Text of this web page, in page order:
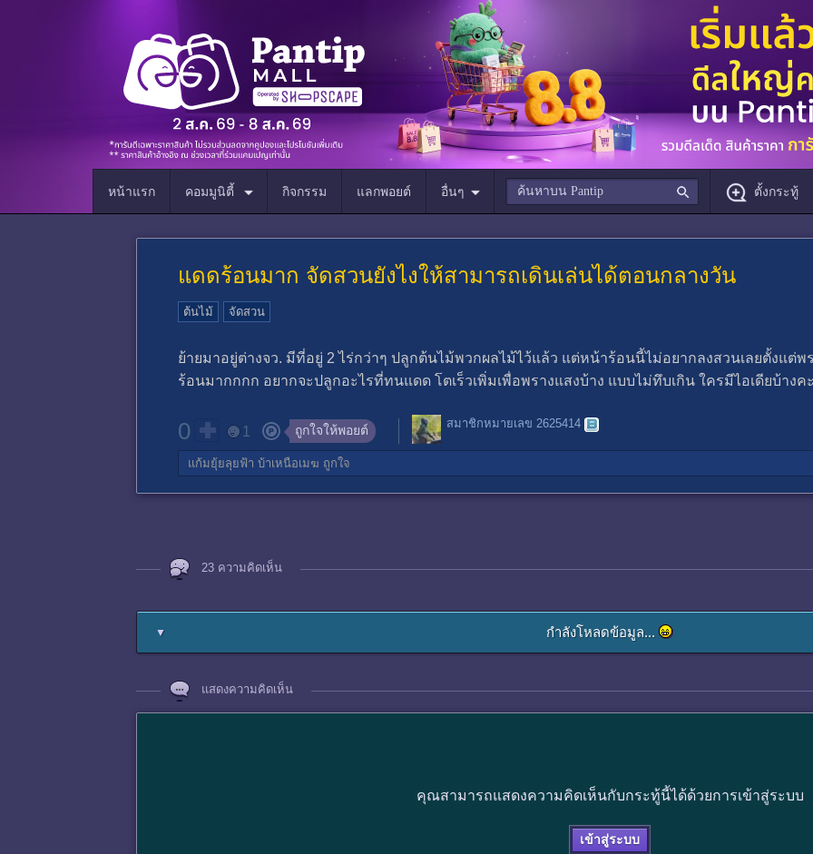
หน้าแรก คอมมูนิตี้ กิจกรรม แลกพอยต์ อื่นๆ ตั้งกระทู้
แดดร้อนมาก จัดสวนยังไงให้สามารถเดินเล่นได้ตอนกลางวัน
ต้นไม้ จัดสวน
ย้ายมาอยู่ต่างจว. มีที่อยู่ 2 ไร่กว่าๆ ปลูกต้นไม้พวกผลไม้ไว้แล้ว แต่หน้าร้อนนี้ไม่อยากลงสวนเลยตั้งแต่
ร้อนมากกกก อยากจะปลูกอะไรที่ทนแดด โตเร็วเพิ่มเพื่อพรางแสงบ้าง แบบไม่ทึบเกิน ใครมีไอเดียบ้างค
0 1 ถูกใจให้พอยต์ สมาชิกหมายเลข 2625414
แก้มยุ้ยลุยฟ้า บ้าเหนือเมฆ ถูกใจ
23 ความคิดเห็น
▼ กำลังโหลดข้อมูล...
แสดงความคิดเห็น
คุณสามารถแสดงความคิดเห็นกับกระทู้นี้ได้ด้วยการเข้าสู่ระบบ
เข้าสู่ระบบ